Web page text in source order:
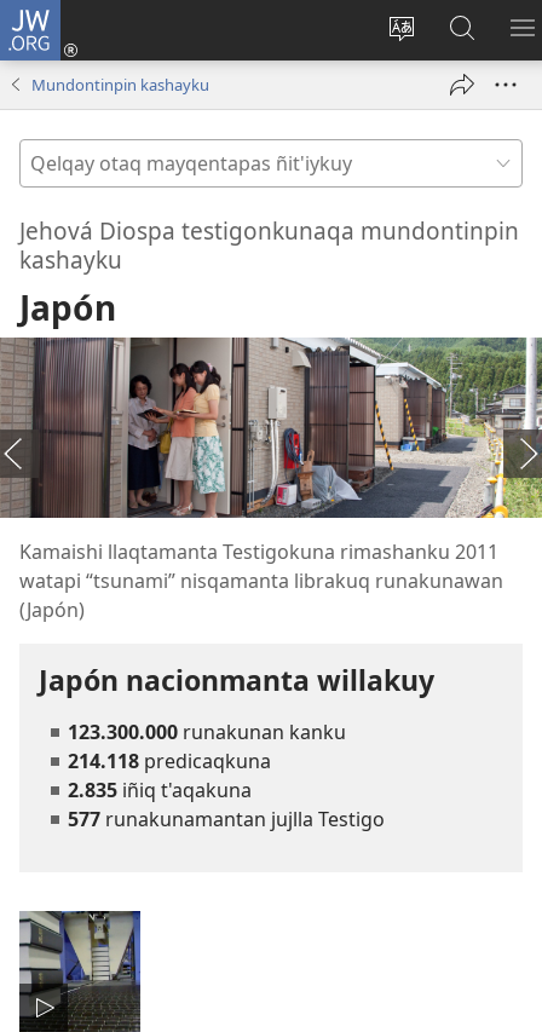
JW.ORG
Direccionpi
Sutiykiwan
jaykuy
JW.ORG
nisqapi
Mundontinpin kashayku
Qelqay
otaq
mayqentapas
ñit'iykuy
Jehová Diospa testigonkunaqa mundontinpin
kashayku
Japón
Kamaishi llaqtamanta Testigokuna rimashanku 2011
watapi “tsunami” nisqamanta librakuq runakunawan
(Japón)
Japón nacionmanta willakuy
123.300.000 runakunan kanku
214.118 predicaqkuna
2.835 iñiq t'aqakuna
577 runakunamantan jujlla Testigo